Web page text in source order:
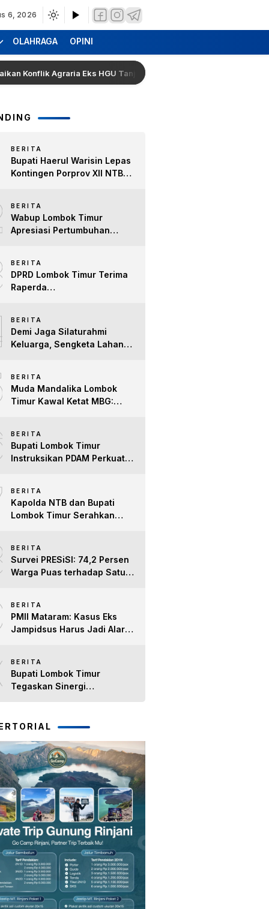
6, 2026
OLAHRAGA OPINI
Agraria Eks HGU Tanjung Kenanga
BERITA
Bupati Haerul Warisin Lepas
Kontingen Porprov XII NTB
untuk Lombok Timur
BERITA
Wabup Lombok Timur
Apresiasi Pertumbuhan
Difabel
BERITA
DPRD Lombok Timur Terima
Raperda
Lanjuti Masukan untuk
Perkuat Tata Kelo
BERITA
Demi Jaga Silaturahmi
Keluarga, Sengketa Lahan
BERITA
Muda Mandalika Lombok
Timur Kawal Ketat MBG:
BERITA
Bupati Lombok Timur
Instruksikan PDAM Perkuat
Terpenuhi
BERITA
Kapolda NTB dan Bupati
Lombok Timur Serahkan
Kepedulian Sosial
BERITA
Survei PRESiSI: 74,2 Persen
Warga Puas terhadap Satu
BERITA
PMII Mataram: Kasus Eks
Jampidsus Harus Jadi Alarm
BERITA
Bupati Lombok Timur
Tegaskan Sinergi
dan Kapolres Lombok Timur